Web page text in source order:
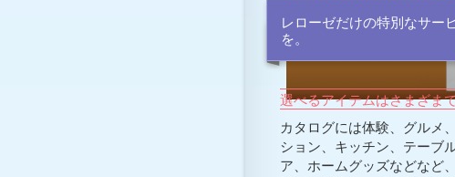
レローゼだけの特別なサー
を。
選べるアイテムはさまざま
カタログには体験、グルメ
ション、キッチン、テーブ
ア、ホームグッズなどなど